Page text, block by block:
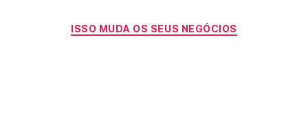
Categorias
ISSO MUDA OS SEUS NEGÓCIOS